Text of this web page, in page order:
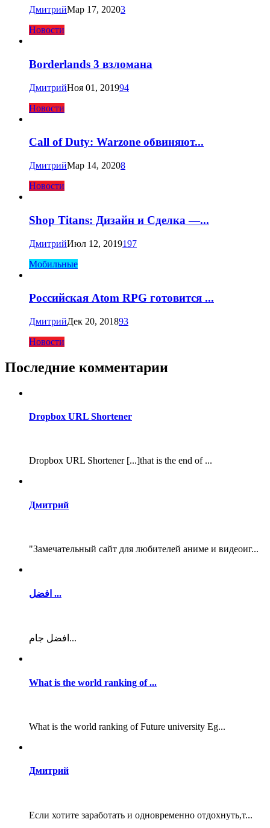
ДмитрийМар 17, 20203
Новости
Borderlands 3 взломана
ДмитрийНоя 01, 201994
Новости
Call of Duty: Warzone обвиняют...
ДмитрийМар 14, 20208
Новости
Shop Titans: Дизайн и Сделка —...
ДмитрийИюл 12, 2019197
Мобильные
Российская Atom RPG готовится ...
ДмитрийДек 20, 201893
Новости
Последние комментарии
Dropbox URL Shortener
Dropbox URL Shortener [...]that is the end of ...
Дмитрий
"Замечательный сайт для любителей аниме и видеоиг...
افضل ...
افضل جام...
What is the world ranking of ...
What is the world ranking of Future university Eg...
Дмитрий
Если хотите заработать и одновременно отдохнуть,т...